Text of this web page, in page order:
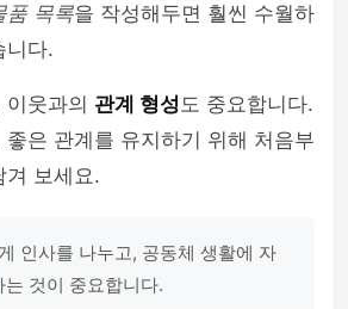
품 목록을 작성해두면 훨씬 수월하
니다.
웃과의 관계 형성도 중요합니다.
은 관계를 유지하기 위해 처음부
겨 보세요.
인사를 나누고, 공동체 생활에 자
것이 중요합니다.